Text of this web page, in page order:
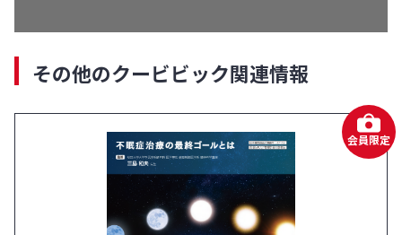
その他のクービビック関連情報
会員限定